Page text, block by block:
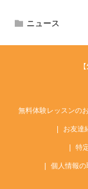
ニュース
無料体験レッスンの
お友達
特
個人情報の